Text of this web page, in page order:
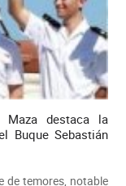
destaca la
Buque Sebastián
de temores, notable